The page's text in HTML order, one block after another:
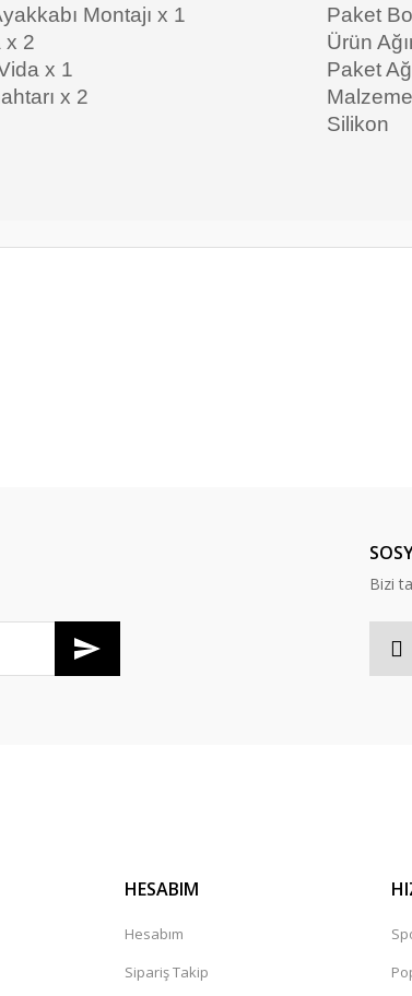
Montajı x 1
x 2
x 1
x 2
Paket
Ürün
Paket
Silikon
Bizi
HESABIM
Hesabım
Sipariş Takip